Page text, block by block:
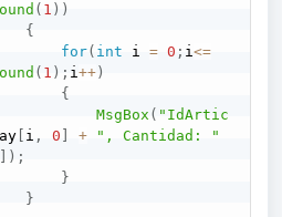
( 1 ) )
{
for( int i = 0 ; i<=
( 1 ) ; i++ )
{
MsgBox ( "IdArtic
i , 0 +
", Cantidad: "
) ;
}
}